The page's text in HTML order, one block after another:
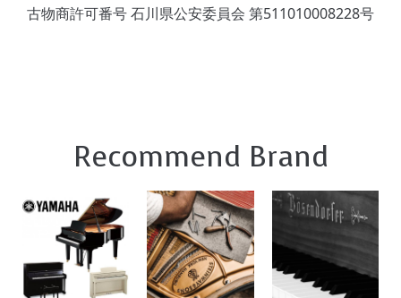
古物商許可番号 石川県公安委員会 第511010008228号
Recommend Brand